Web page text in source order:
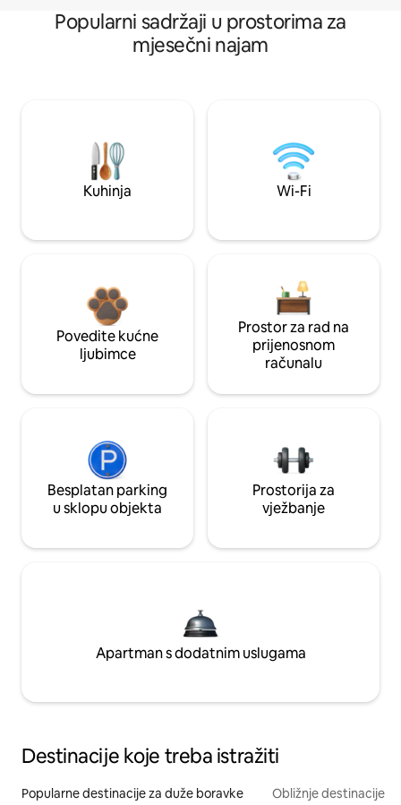
Popularni sadržaji u prostorima za
mjesečni najam
Kuhinja Wi-Fi
Povedite kućne
ljubimce
Prostor za rad na
prijenosnom
računalu
Besplatan parking
u sklopu objekta
Prostorija za
vježbanje
Apartman s dodatnim uslugama
Destinacije koje treba istražiti
Popularne destinacije za duže boravke Obližnje destinacije